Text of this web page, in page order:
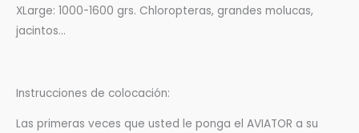
XLarge: 1000-1600 grs. Chloropteras, grandes molucas,
jacintos…
Instrucciones de colocación:
Las primeras veces que usted le ponga el AVIATOR a su